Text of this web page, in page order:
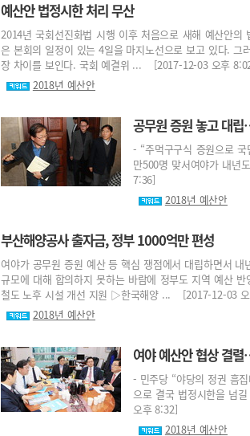
예산안 법정시한 처리 무산
2014년 국회선진화법 시행 이후 처음으로 새해 예산안
은 본회의 일정이 있는 4일을 마지노선으로 보고 있다.
장 차이를 보인다. 국회 예결위 ... [2017-12-03 오후
2018년 예산안
공무원 증원 놓고 대
- “주먹구구식 증원으로
만500명 맞서여야가 내
7:36]
2018년 예산안
부산해양공사 출자금, 정부 1000억만 편성
여야가 공무원 증원 예산 등 핵심 쟁점에서 대립하면서
규모에 대해 합의하지 못하는 바람에 정부도 지역 예산
철도 노후 시설 개선 지원 ▷한국해양 ... [2017-12-03
2018년 예산안
여야 예산안 협상 결
- 민주당 “야당의 정권 흠
으로 결국 법정시한을 넘
오후 8:32]
2018년 예산안